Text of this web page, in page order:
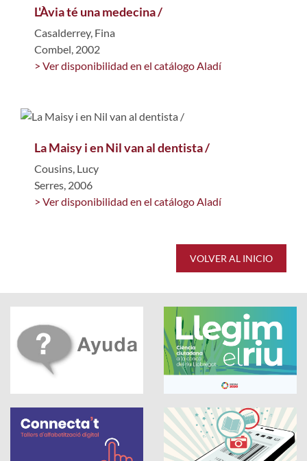
L'Àvia té una medecina /
Casalderrey, Fina
Combel, 2002
> Ver disponibilidad en el catálogo Aladí
La Maisy i en Nil van al dentista /
Cousins, Lucy
Serres, 2006
> Ver disponibilidad en el catálogo Aladí
VOLVER AL INICIO